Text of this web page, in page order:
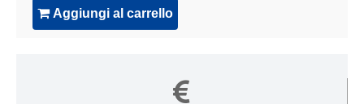
Aggiungi al carrello